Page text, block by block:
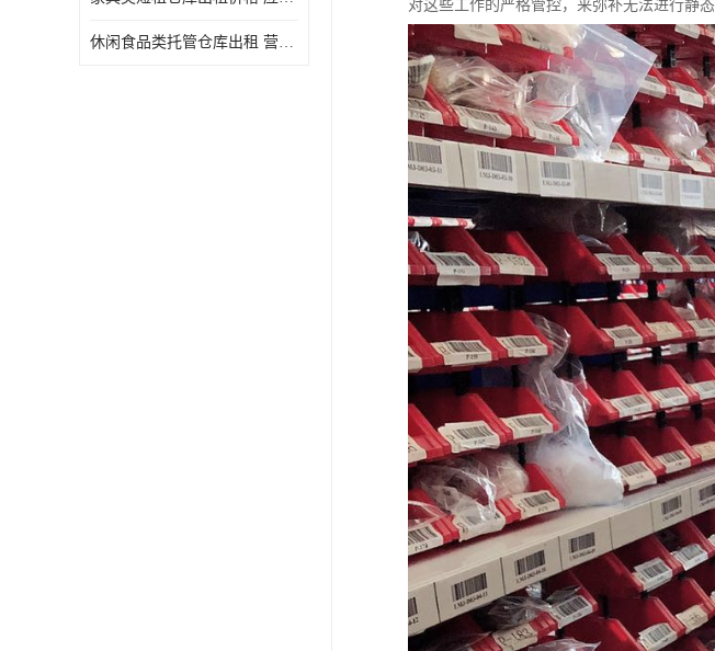
休闲食品类托管仓库出租 营造良好环境氛围 垂直电商配套
对这些工作的严格管控，来弥补无法进行静态